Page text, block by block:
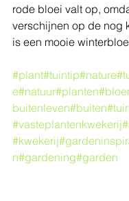
rode bloei valt op,
verschijnen op de nog
is een mooie
#plant#tuintip#nature
e#natuur#planten
buitenleven#buiten
#vasteplantenkwekerij
#kwekerij
n#gardening#garden